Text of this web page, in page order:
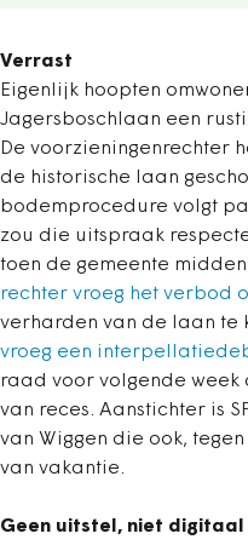
Verrast
Eigenlijk hoopten
Jagersboschlaan een
De voorzieningenrechter
de historische laan
bodemprocedure volgt
zou die uitspraak
toen de gemeente
rechter vroeg het verbod
verharden van de laan te
vroeg een
raad voor volgende week
van reces. Aanstichter is
van Wiggen die ook,
van vakantie.
Geen uitstel, niet digitaal